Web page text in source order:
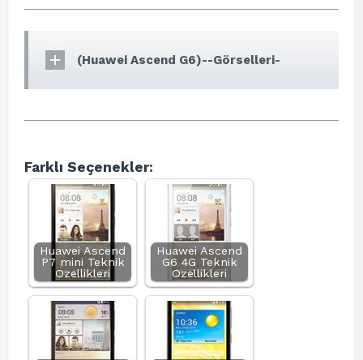
(Huawei Ascend G6)--Görselleri-
Farklı Seçenekler:
Huawei Ascend
P7 mini Teknik
Özellikleri
Huawei Ascend
G6 4G Teknik
Özellikleri